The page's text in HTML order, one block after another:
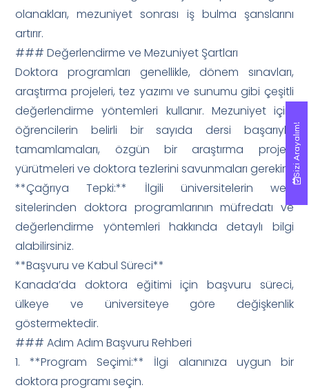
olanakları, mezuniyet sonrası iş bulma şanslarını
artırır.
### Değerlendirme ve Mezuniyet Şartları
Doktora programları genellikle, dönem sınavları,
araştırma projeleri, tez yazımı ve sunumu gibi çeşitli
değerlendirme yöntemleri kullanır. Mezuniyet için,
öğrencilerin belirli bir sayıda dersi başarıyla
tamamlamaları, özgün bir araştırma projesi
yürütmeleri ve doktora tezlerini savunmaları gerekir.
**Çağrıya Tepki:** İlgili üniversitelerin web
sitelerinden doktora programlarının müfredatı ve
değerlendirme yöntemleri hakkında detaylı bilgi
alabilirsiniz.
**Başvuru ve Kabul Süreci**
Kanada’da doktora eğitimi için başvuru süreci,
ülkeye ve üniversiteye göre değişkenlik
göstermektedir.
### Adım Adım Başvuru Rehberi
1. **Program Seçimi:** İlgi alanınıza uygun bir
doktora programı seçin.
Sizi Arayalım!
Sizi Arayalım!